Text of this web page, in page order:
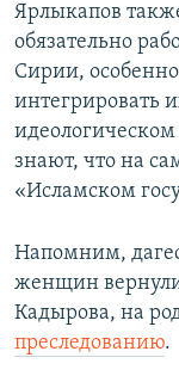
Ярлыкапов
обязательно
Сирии,
интегрировать
знают, что на
«Исламском
Напомним,
женщин
Кадырова, на
преследованию.